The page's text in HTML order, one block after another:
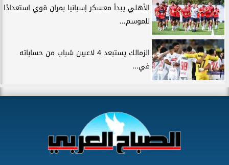
الأهلي يبدأ معسكر إسبانيا بمران قوي استعدادًا
للموسم...
الزمالك يستبعد 4 لاعبين شباب من حساباته
في...